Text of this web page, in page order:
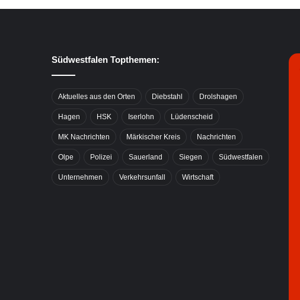
Südwestfalen Topthemen:
Aktuelles aus den Orten Diebstahl Drolshagen
Hagen HSK Iserlohn Lüdenscheid
MK Nachrichten Märkischer Kreis Nachrichten
Olpe Polizei Sauerland Siegen Südwestfalen
Unternehmen Verkehrsunfall Wirtschaft